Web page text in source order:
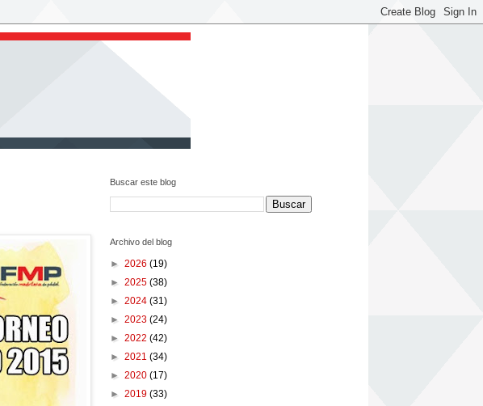
Buscar este blog
Archivo del blog
► 2026 (19)
► 2025 (38)
► 2024 (31)
► 2023 (24)
► 2022 (42)
► 2021 (34)
► 2020 (17)
► 2019 (33)